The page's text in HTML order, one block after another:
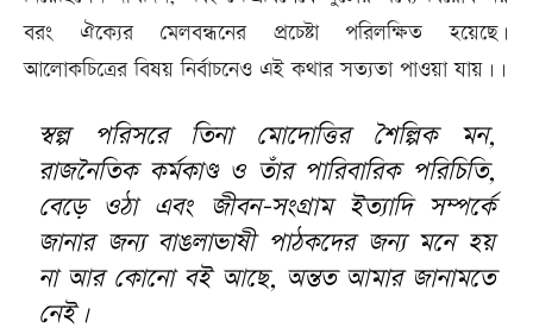
বরং ঐক্যের মেলবন্ধনের প্রচেষ্টা পরিলক্ষিত হয়েছে।
আলোকচিত্রের বিষয় নির্বাচনেও এই কথার সত্যতা পাওয়া যায়।।
স্বল্প পরিসরে তিনা মোদোত্তির শৈল্পিক মন,
রাজনৈতিক কর্মকাণ্ড ও তাঁর পারিবারিক পরিচিতি,
বেড়ে ওঠা এবং জীবন-সংগ্রাম ইত্যাদি সম্পর্কে
জানার জন্য বাঙলাভাষী পাঠকদের জন্য মনে হয়
না আর কোনো বই আছে, অন্তত আমার জানামতে
নেই।